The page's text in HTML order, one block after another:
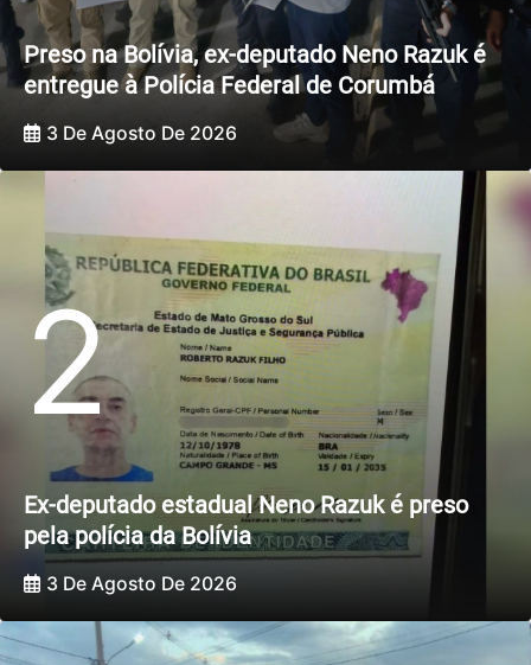
Preso na Bolívia, ex-deputado Neno Razuk é
entregue à Polícia Federal de Corumbá
3 De Agosto De 2026
2
Ex-deputado estadual Neno Razuk é preso
pela polícia da Bolívia
3 De Agosto De 2026